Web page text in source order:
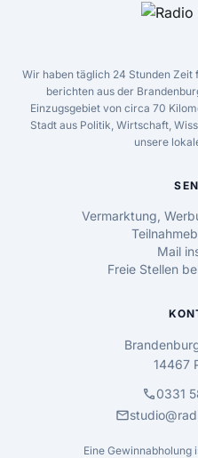
Wir haben täglich 24 Stunden
berichten aus der
Einzugsgebiet von circa 70
Stadt aus Politik, Wirtschaft,
unsere
Vermarktung,
Mail
Freie Stellen
14467
call0331
mail
Eine Gewinnabholung